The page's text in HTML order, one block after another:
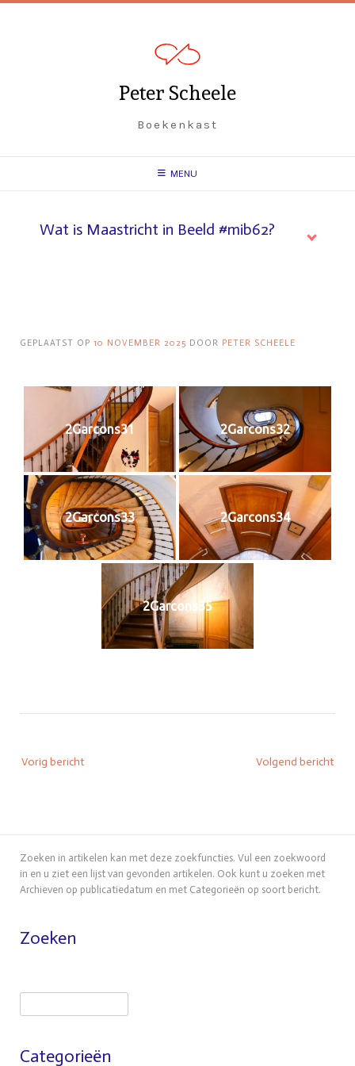
Spring
Peter Scheele
Boekenkast
MENU
Wat is Maastricht in Beeld #mib62?
GEPLAATST OP 10 NOVEMBER 2025 DOOR PETER SCHEELE
2Garcons31 2Garcons32
2Garcons33 2Garcons34
2Garcons35
navigatie
Vorig bericht Volgend bericht
Zoeken in artikelen kan met deze zoekfuncties. Vul een zoekwoord
in en u ziet een lijst van gevonden artikelen. Ook kunt u zoeken met
Archieven op publicatiedatum en met Categorieën op soort bericht.
Zoeken
Categorieën